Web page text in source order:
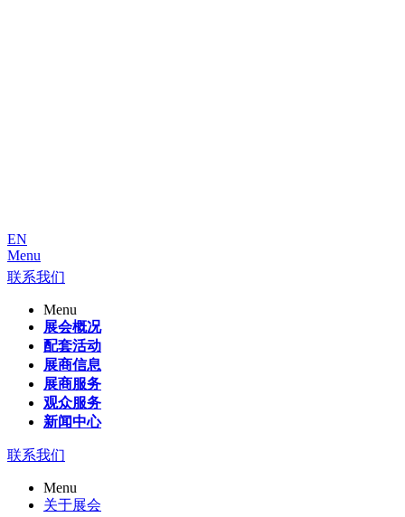
EN
Menu
联系我们
Menu
展会概况
配套活动
展商信息
展商服务
观众服务
新闻中心
联系我们
Menu
关于展会